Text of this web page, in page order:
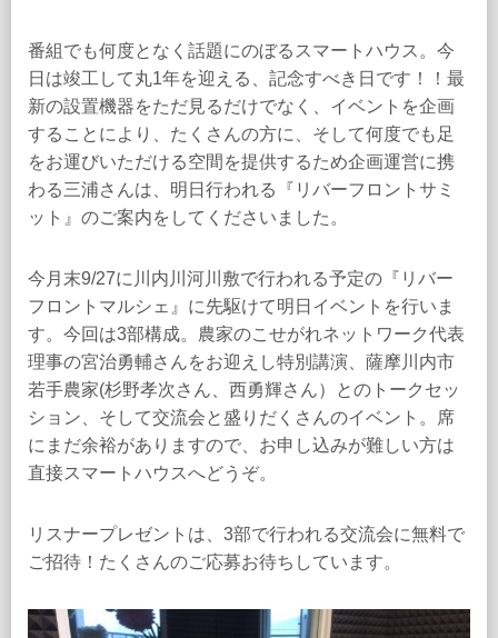
番組でも何度となく話題にのぼるスマートハウス。今
日は竣工して丸1年を迎える、記念すべき日です！！最
新の設置機器をただ見るだけでなく、イベントを企画
することにより、たくさんの方に、そして何度でも足
をお運びいただける空間を提供するため企画運営に携
わる三浦さんは、明日行われる『リバーフロントサミ
ット』のご案内をしてくださいました。
今月末9/27に川内川河川敷で行われる予定の『リバー
フロントマルシェ』に先駆けて明日イベントを行いま
す。今回は3部構成。農家のこせがれネットワーク代表
理事の宮治勇輔さんをお迎えし特別講演、薩摩川内市
若手農家(杉野孝次さん、西勇輝さん）とのトークセッ
ション、そして交流会と盛りだくさんのイベント。席
にまだ余裕がありますので、お申し込みが難しい方は
直接スマートハウスへどうぞ。
リスナープレゼントは、3部で行われる交流会に無料で
ご招待！たくさんのご応募お待ちしています。